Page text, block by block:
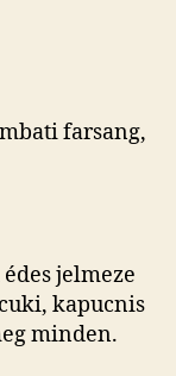
farsang,
jelmeze
kapucnis
minden.